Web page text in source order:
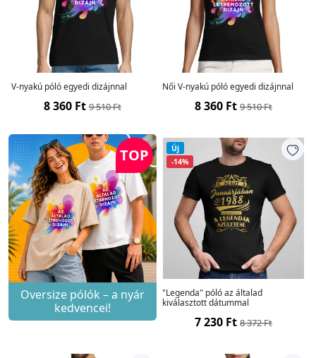
V-nyakú póló egyedi dizájnnal
8 360 Ft 9 510 Ft
Női V-nyakú póló egyedi dizájnnal
8 360 Ft 9 510 Ft
TOP
Oversize pólók – a nyár
kedvencei!
Új
-14%
"Legenda" póló az általad
kiválasztott dátummal
7 230 Ft 8 372 Ft